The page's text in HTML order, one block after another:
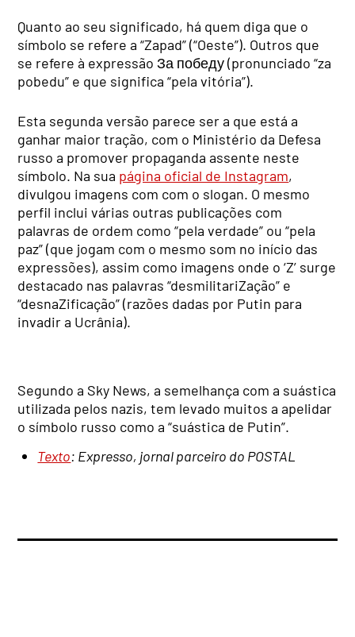
Quanto ao seu significado, há quem diga que o
símbolo se refere a “Zapad” (“Oeste”). Outros que
se refere à expressão За победу (pronunciado “za
pobedu” e que significa “pela vitória”).
Esta segunda versão parece ser a que está a
ganhar maior tração, com o Ministério da Defesa
russo a promover propaganda assente neste
símbolo. Na sua página oficial de Instagram,
divulgou imagens com com o slogan. O mesmo
perfil inclui várias outras publicações com
palavras de ordem como “pela verdade” ou “pela
paz” (que jogam com o mesmo som no início das
expressões), assim como imagens onde o ‘Z’ surge
destacado nas palavras “desmilitariZação” e
“desnaZificação” (razões dadas por Putin para
invadir a Ucrânia).
Segundo a Sky News, a semelhança com a suástica
utilizada pelos nazis, tem levado muitos a apelidar
o símbolo russo como a “suástica de Putin”.
Texto: Expresso, jornal parceiro do POSTAL